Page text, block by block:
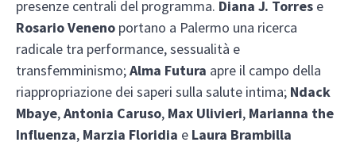
presenze centrali del programma. Diana J. Torres e
Rosario Veneno portano a Palermo una ricerca
radicale tra performance, sessualità e
transfemminismo;Alma Futura apre il campo della
riappropriazione dei saperi sulla salute intima; Ndack
Mbaye,Antonia Caruso, Max Ulivieri, Marianna the
Influenza, Marzia Floridia e Laura Brambilla